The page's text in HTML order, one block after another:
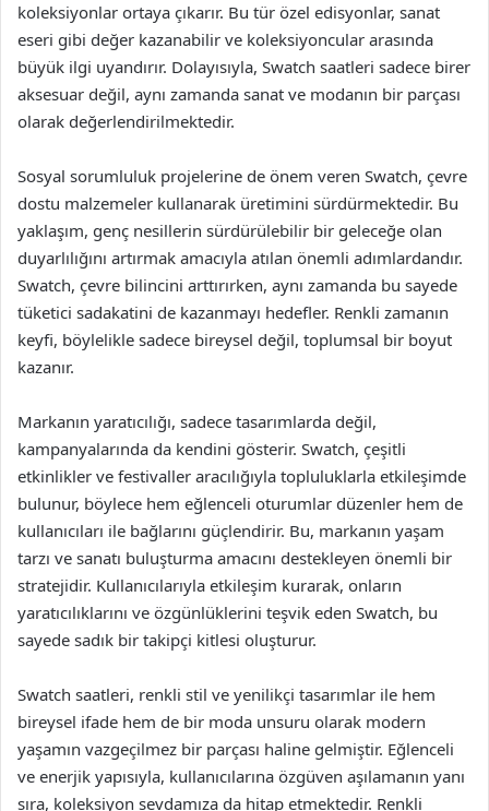
koleksiyonlar ortaya çıkarır. Bu tür özel edisyonlar, sanat
eseri gibi değer kazanabilir ve koleksiyoncular arasında
büyük ilgi uyandırır. Dolayısıyla, Swatch saatleri sadece birer
aksesuar değil, aynı zamanda sanat ve modanın bir parçası
olarak değerlendirilmektedir.
Sosyal sorumluluk projelerine de önem veren Swatch, çevre
dostu malzemeler kullanarak üretimini sürdürmektedir. Bu
yaklaşım, genç nesillerin sürdürülebilir bir geleceğe olan
duyarlılığını artırmak amacıyla atılan önemli adımlardandır.
Swatch, çevre bilincini arttırırken, aynı zamanda bu sayede
tüketici sadakatini de kazanmayı hedefler. Renkli zamanın
keyfi, böylelikle sadece bireysel değil, toplumsal bir boyut
kazanır.
Markanın yaratıcılığı, sadece tasarımlarda değil,
kampanyalarında da kendini gösterir. Swatch, çeşitli
etkinlikler ve festivaller aracılığıyla topluluklarla etkileşimde
bulunur, böylece hem eğlenceli oturumlar düzenler hem de
kullanıcıları ile bağlarını güçlendirir. Bu, markanın yaşam
tarzı ve sanatı buluşturma amacını destekleyen önemli bir
stratejidir. Kullanıcılarıyla etkileşim kurarak, onların
yaratıcılıklarını ve özgünlüklerini teşvik eden Swatch, bu
sayede sadık bir takipçi kitlesi oluşturur.
Swatch saatleri, renkli stil ve yenilikçi tasarımlar ile hem
bireysel ifade hem de bir moda unsuru olarak modern
yaşamın vazgeçilmez bir parçası haline gelmiştir. Eğlenceli
ve enerjik yapısıyla, kullanıcılarına özgüven aşılamanın yanı
sıra, koleksiyon sevdamıza da hitap etmektedir. Renkli